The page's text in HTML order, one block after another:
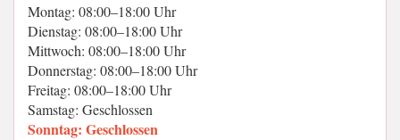
Montag: 08:00–18:00 Uhr
Dienstag: 08:00–18:00 Uhr
Mittwoch: 08:00–18:00 Uhr
Donnerstag: 08:00–18:00 Uhr
Freitag: 08:00–18:00 Uhr
Samstag: Geschlossen
Sonntag: Geschlossen